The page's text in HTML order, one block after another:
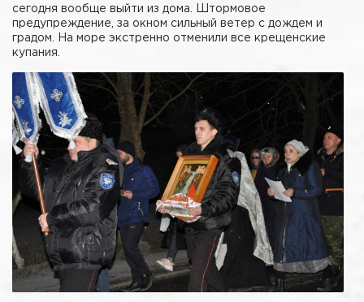
сегодня вообще выйти из дома. Штормовое
предупреждение, за окном сильный ветер с дождем и
градом. На море экстренно отменили все крещенские
купания.